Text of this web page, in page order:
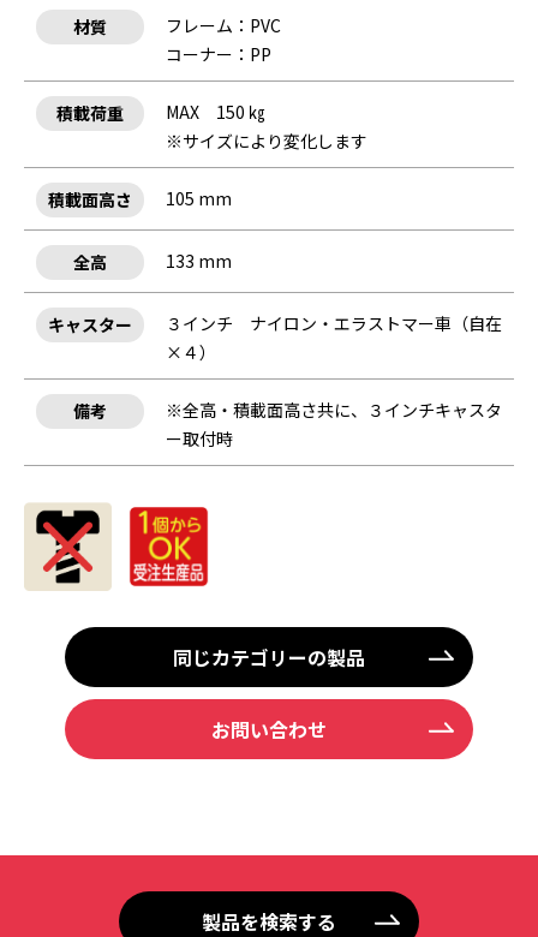
材質
フレーム：PVC
コーナー：PP
積載荷重
MAX 150 ㎏
※サイズにより変化します
積載面高さ 105 mm
全高 133 mm
キャスター
３インチ ナイロン・エラストマー車（自在
×４）
備考
※全高・積載面高さ共に、３インチキャスタ
ー取付時
同じカテゴリーの製品
お問い合わせ
製品を検索する